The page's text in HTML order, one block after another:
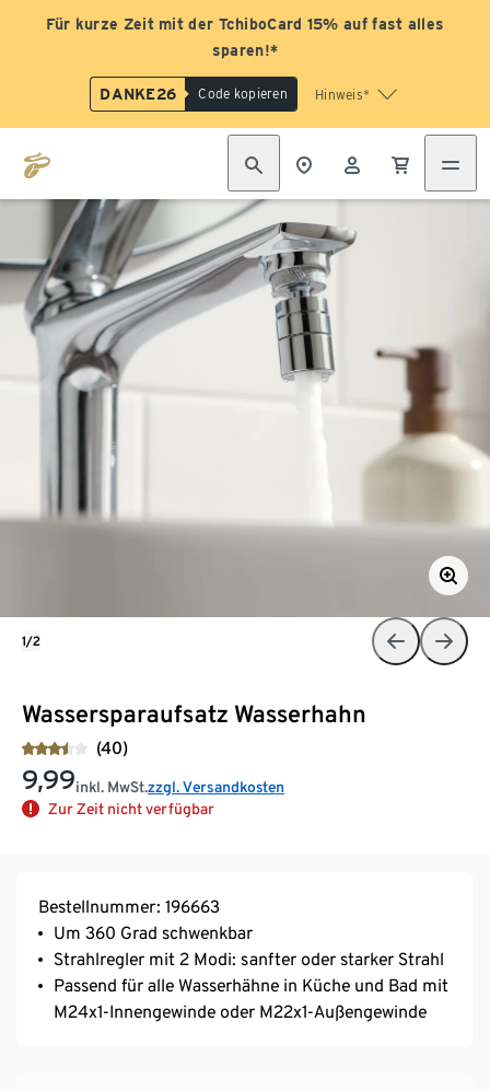
Für kurze Zeit mit der TchiboCard 15% auf fast alles
sparen!*
DANKE26 Code kopieren Hinweis*
Wassersparaufsatz Wasserhahn
(40)
9,99inkl. MwSt.zzgl. Versandkosten
Zur Zeit nicht verfügbar
1/2
Bestellnummer: 196663
Um 360 Grad schwenkbar
Strahlregler mit 2 Modi: sanfter oder starker Strahl
Passend für alle Wasserhähne in Küche und Bad mit
M24x1-Innengewinde oder M22x1-Außengewinde